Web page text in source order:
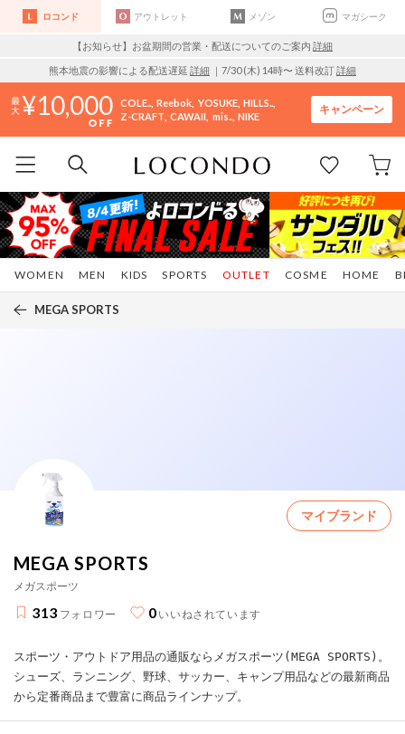
ロコンド アウトレット メゾン マガシーク
【お知らせ】お盆期間の営業・配送についてのご案内 詳細
熊本地震の影響による配送遅延 詳細 ｜7/30 (木) 14時〜 送料改訂詳細
10,000 COLE.. Reebok YOSUKE HILLS..
Z-CRAFT CAWAII mis.. NIKE
キャンペーン
WOMEN MEN KIDS SPORTS COSME HOME
OUTLET
MEGA SPORTS
マイブランド
MEGA SPORTS
メガスポーツ
313 フォロワー 0 いいねされています
スポーツ・アウトドア用品の通販ならメガスポーツ(MEGA SPORTS)。
シューズ、ランニング、野球、サッカー、キャンプ用品などの最新商品
から定番商品まで豊富に商品ラインナップ。